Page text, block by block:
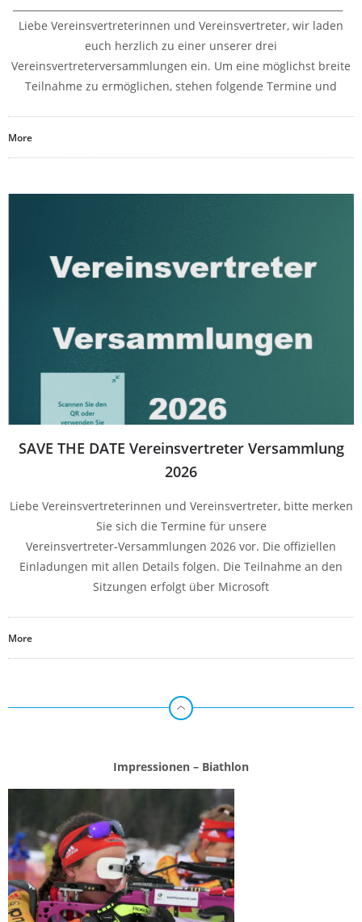
Liebe Vereinsvertreterinnen und Vereinsvertreter, wir laden
euch herzlich zu einer unserer drei
Vereinsvertreterversammlungen ein. Um eine möglichst breite
Teilnahme zu ermöglichen, stehen folgende Termine und
More
SAVE THE DATE Vereinsvertreter Versammlung
2026
Liebe Vereinsvertreterinnen und Vereinsvertreter, bitte merken
Sie sich die Termine für unsere
Vereinsvertreter‑Versammlungen 2026 vor. Die offiziellen
Einladungen mit allen Details folgen. Die Teilnahme an den
Sitzungen erfolgt über Microsoft
More
Impressionen – Biathlon